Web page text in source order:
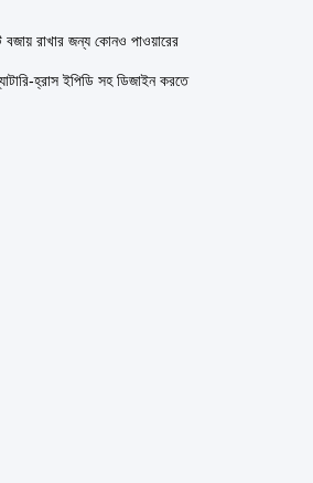
বজায় রাখার জন্য কোনও পাওয়ারের
হ্রাস ইপিডি সহ ডিজাইন করতে